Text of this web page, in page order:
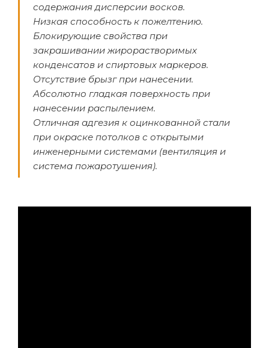
содержания дисперсии восков.
Низкая способность к пожелтению.
Блокирующие свойства при
закрашивании жирорастворимых
конденсатов и спиртовых маркеров.
Отсутствие брызг при нанесении.
Абсолютно гладкая поверхность при
нанесении распылением.
Отличная адгезия к оцинкованной стали
при окраске потолков с открытыми
инженерными системами (вентиляция и
система пожаротушения).